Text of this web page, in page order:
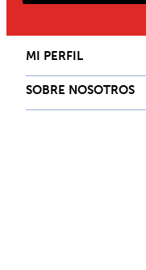
MI PERFIL
SOBRE NOSOTROS